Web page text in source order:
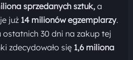
sprzedanych sztuk, a
już 14 milionów egzemplarzy.
ostatnich 30 dni na zakup tej
zdecydowało się 1,6 miliona